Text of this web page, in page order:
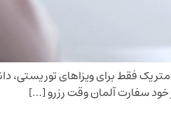
فقط برای ویزا‌های توریستی،
خود سفارت آلمان وقت رزرو […]